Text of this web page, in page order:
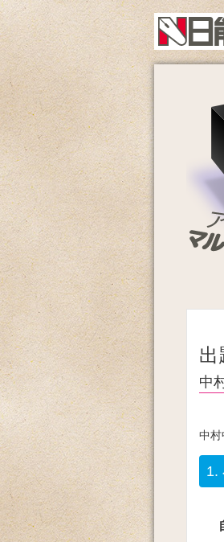
出
中
中村
1.